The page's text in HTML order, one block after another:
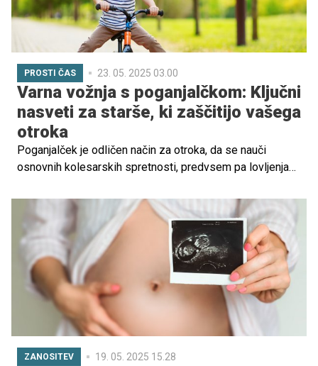
PROSTI ČAS 23. 05. 2025 03.00
Varna vožnja s poganjalčkom: Ključni
nasveti za starše, ki zaščitijo vašega
otroka
Poganjalček je odličen način za otroka, da se nauči
osnovnih kolesarskih spretnosti, predvsem pa lovljenja
pravim kolesom. Otroci, stari od 2. leta dalje, se že lahko
začnejo učiti vožnje s poganjalčkom, ki jim pomaga pri
razvoju motoričnih sposobnosti in koordinacije. Vendar
pa je pri tem pomembno upoštevati varnostne ukrepe, da
preprečimo morebitne poškodbe.
ZANOSITEV 19. 05. 2025 15.28